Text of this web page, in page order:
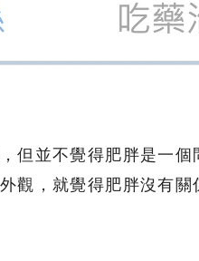
但並不覺得肥胖是一
觀，就覺得肥胖沒有關